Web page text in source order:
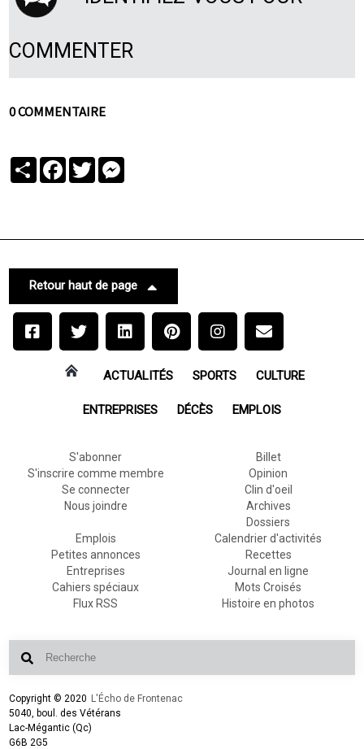
COMMENTER
0 COMMENTAIRE
PartagerFacebook
Twitter
Retour haut de page
ACTUALITÉS SPORTS CULTURE
ENTREPRISES DÉCÈS EMPLOIS
S'abonner
S'inscrire comme membre
Se connecter
Nous joindre
Billet
Opinion
Clin d'oeil
Archives
Dossiers
Emplois
Petites annonces
Entreprises
Cahiers spéciaux
Flux RSS
Calendrier d'activités
Recettes
Journal en ligne
Mots Croisés
Histoire en photos
Copyright © 2020 L'Écho de Frontenac
5040, boul. des Vétérans
Lac-Mégantic (Qc)
G6B 2G5